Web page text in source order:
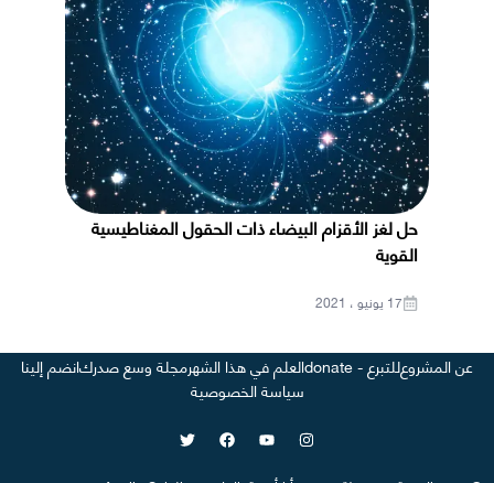
حل لغز الأقزام البيضاء ذات الحقول المغناطيسية
القوية
17 يونيو ، 2021
عن المشروعللتبرع - donate العلم في هذا الشهرمجلة وسع صدركانضم إلينا
سياسة الخصوصية